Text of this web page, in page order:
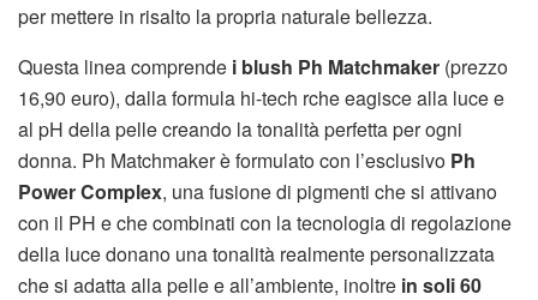
per mettere in risalto la propria naturale bellezza.
Questa linea comprende i blush Ph Matchmaker (prezzo
16,90 euro), dalla formula hi-tech rche eagisce alla luce e
al pH della pelle creando la tonalità perfetta per ogni
donna. Ph Matchmaker è formulato con l’esclusivo Ph
Power Complex, una fusione di pigmenti che si attivano
con il PH e che combinati con la tecnologia di regolazione
della luce donano una tonalità realmente personalizzata
che si adatta alla pelle e all’ambiente, inoltre in soli 60